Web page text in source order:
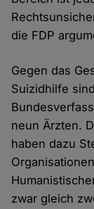
die FDP
Gegen das
Suizidhilfe
neun Ärzten.
haben dazu
zwar gleich